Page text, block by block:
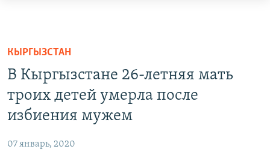
Вернуться
основному
содержанию
Вернутся
главной
ПОДПИСКА
КОНТАКТЫ
RFE/RL ДИРЕКТ
НАСТОЯЩЕЕ ВРЕМЯ
КЫРГЫЗСТАН
В Кыргызстане 26-летняя мать
троих детей умерла после
избиения мужем
07 январь, 2020